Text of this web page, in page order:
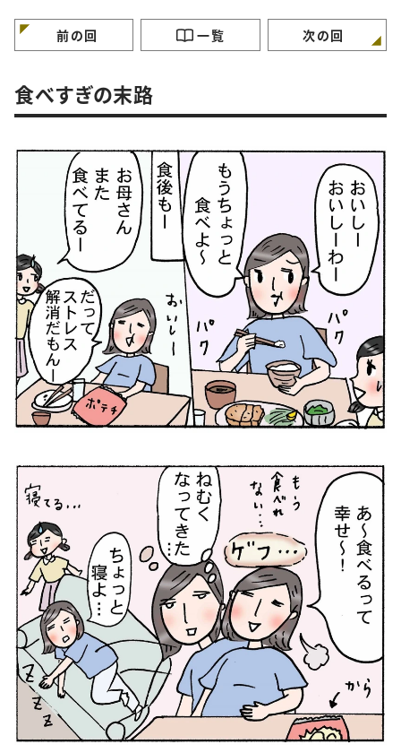
#4コマ漫画
前の回 一覧 次の回
食べすぎの末路